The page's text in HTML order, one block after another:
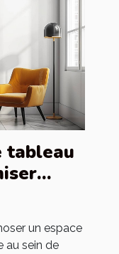
tableau
un espace
au sein de